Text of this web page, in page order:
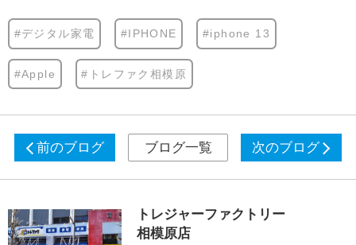
#デジタル家電 #IPHONE #iphone 13
#Apple #トレファク相模原
前のブログ ブログ一覧 次のブログ
トレジャーファクトリー
相模原店